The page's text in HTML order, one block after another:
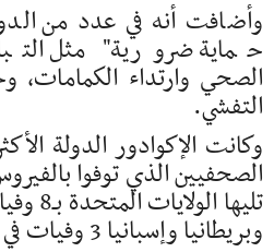
وأضافت أنه في عدد من
حماية ضرورية" مثل
الصحي وارتداء
التفشي.
وكانت الإكوادور الدولة
وبريطانيا وإسبانيا 3 وفيات في كل منهما.